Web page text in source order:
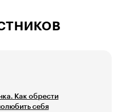
Как обрести
себя